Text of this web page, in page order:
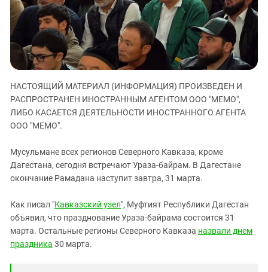
ЗАСТАВЛЯЕТ
КАВКАЗ ЗА ПАЛЕСТИНУ
ИНАКОМЫСЛИЕ В ЧЕЧНЕ
ПРЕСЛЕДОВАНИЕ АКТИВИСТОВ
МОБИЛИЗАЦИЯ И ПРОТЕСТЫ
Дагестан
Ингушетия
Кабардино-Балкария
Калмыкия
Карачаево-Черкесия
Краснодарский край
Нагорный Карабах
Ростовская область
Северная Осетия - Алания
Ставропольский край
Чечня
Южная Осетия
НАСТОЯЩИЙ МАТЕРИАЛ (ИНФОРМАЦИЯ) ПРОИЗВЕДЕН И
РАСПРОСТРАНЕН ИНОСТРАННЫМ АГЕНТОМ ООО "МЕМО",
ЛИБО КАСАЕТСЯ ДЕЯТЕЛЬНОСТИ ИНОСТРАННОГО АГЕНТА
ООО "МЕМО".
Мусульмане всех регионов Северного Кавказа, кроме
Дагестана, сегодня встречают Ураза-байрам. В Дагестане
окончание Рамадана наступит завтра, 31 марта.
Как писал "Кавказский узел", Муфтият Республики Дагестан
объявил, что празднование Ураза-байрама состоится 31
марта. Остальные регионы Северного Кавказа назвали днем
праздника 30 марта.